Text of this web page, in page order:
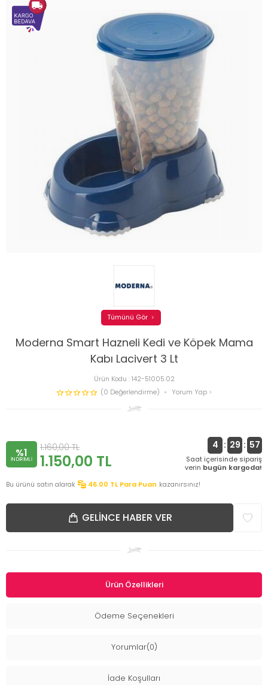
Moderna Smart Hazneli Kedi ve Köpek Mama
Kabı Lacivert 3 Lt
Ürün Kodu :142-51005.02
(0 Değerlendirme)
Yorum Yap
Tümünü Gör
%1
INDIRIMLI
1.160,00TL
1.150,00 TL
4 : 29 : 56
Saat içerisinde sipariş
verin bugün kargoda!
Bu ürünü satın alarak
46.00 TL Para Puan kazanırsınız!
GELINCE HABER VER
Ürün Özellikleri
Ödeme Seçenekleri
Yorumlar(0)
İade Koşulları